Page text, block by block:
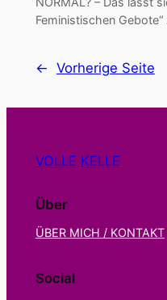
Feministischen
← Vorherige Seite
VOLLE KELLE
Über
ÜBER MICH / KONTAKT
Social